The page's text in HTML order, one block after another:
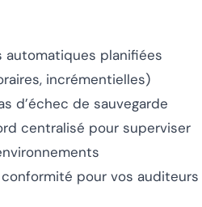
automatiques planifiées
incrémentielles)
d’échec de sauvegarde
centralisé pour superviser
pour vos auditeurs